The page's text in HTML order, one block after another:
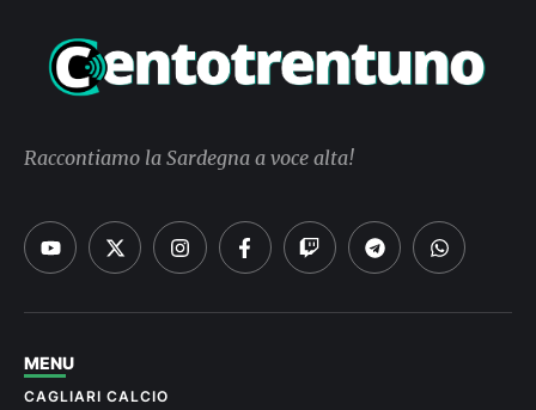
Raccontiamo la Sardegna a voce alta!
MENU
CAGLIARI CALCIO